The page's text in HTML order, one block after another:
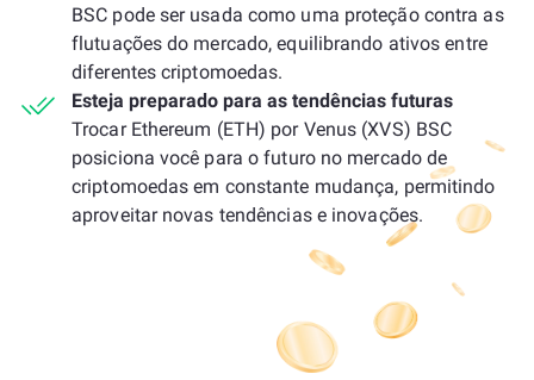
BSC pode ser usada como uma proteção contra as
flutuações do mercado, equilibrando ativos entre
diferentes criptomoedas.
Esteja preparado para as tendências futuras
Trocar Ethereum (ETH) por Venus (XVS) BSC
posiciona você para o futuro no mercado de
criptomoedas em constante mudança, permitindo
aproveitar novas tendências e inovações.